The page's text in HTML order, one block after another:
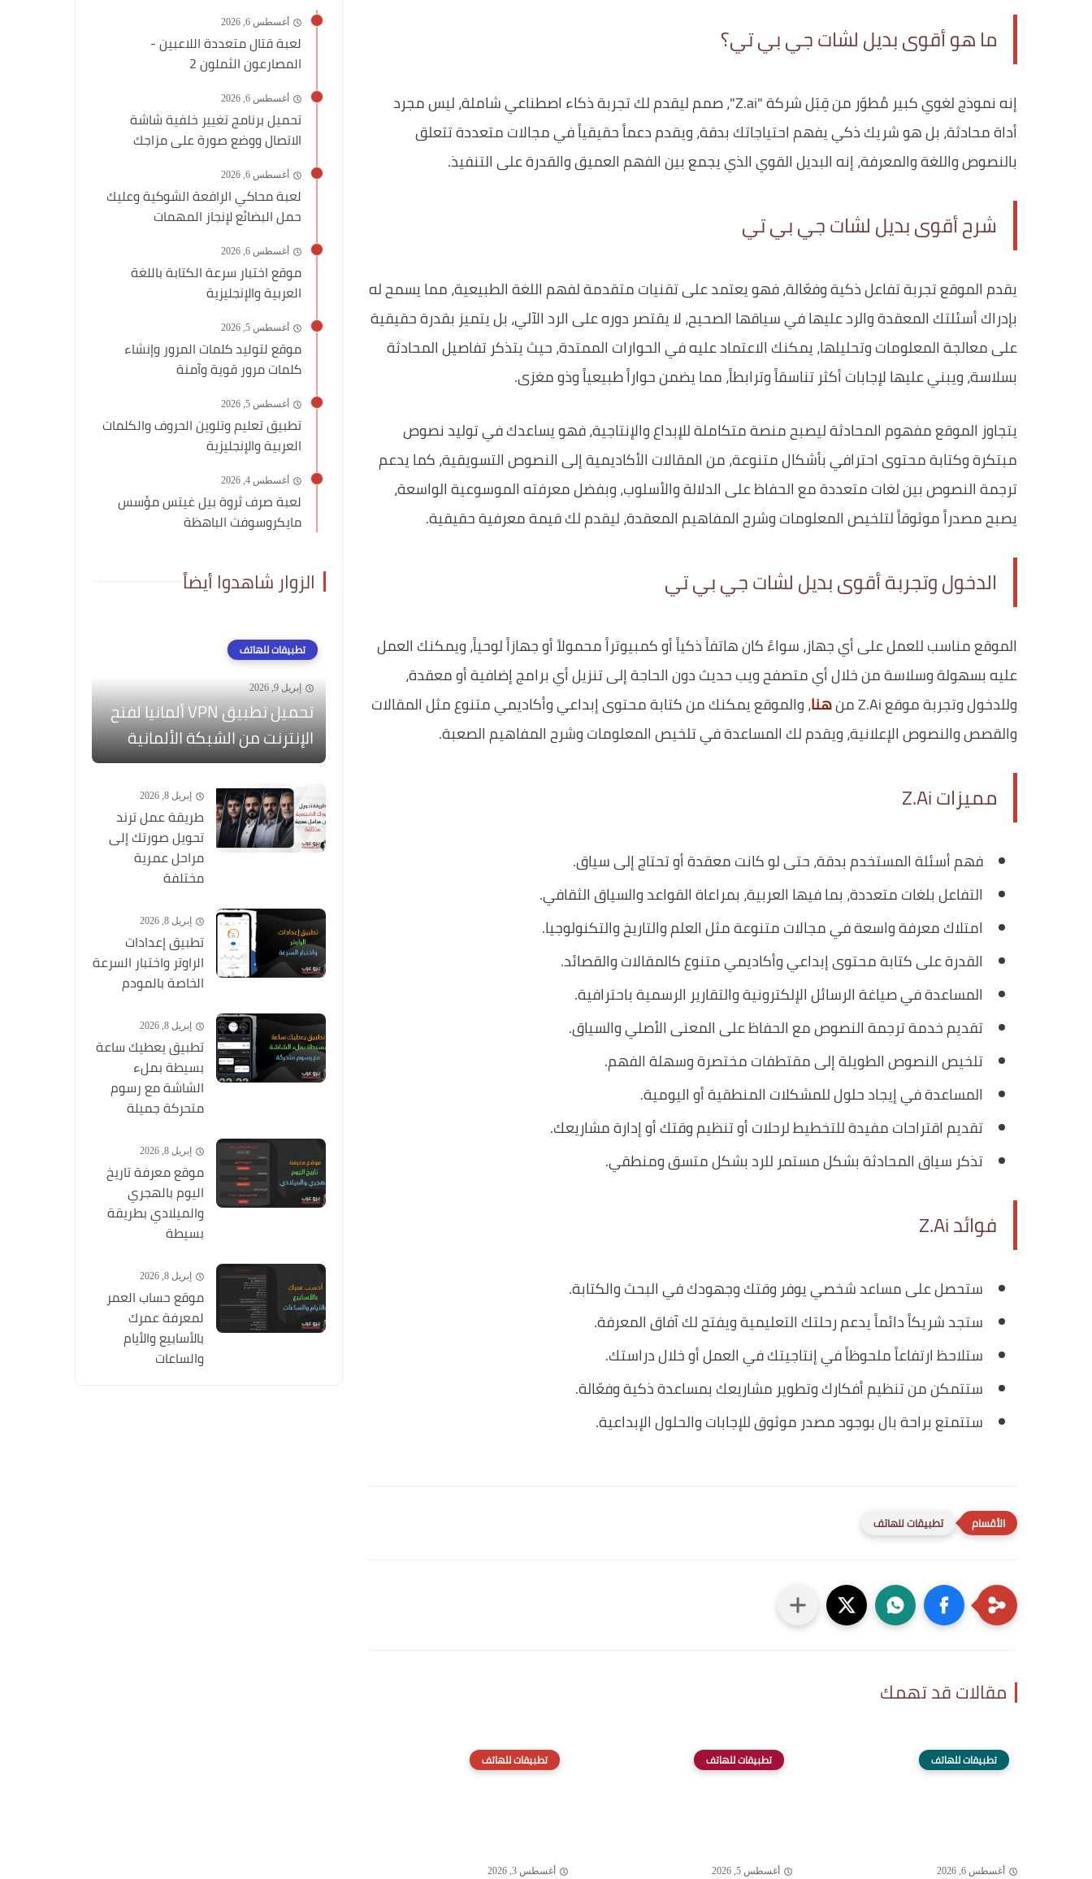
ما هو أقوى بديل لشات جي بي تي؟
إنه نموذج لغوي كبير مُطوّر من قِبَل شركة "Z.ai"، صمم ليقدم لك تجربة ذكاء اصطناعي شاملة، ليس مجرد
أداة محادثة، بل هو شريك ذكي يفهم احتياجاتك بدقة، ويقدم دعماً حقيقياً في مجالات متعددة تتعلق
بالنصوص واللغة والمعرفة، إنه البديل القوي الذي يجمع بين الفهم العميق والقدرة على التنفيذ.
شرح أقوى بديل لشات جي بي تي
يقدم الموقع تجربة تفاعل ذكية وفعّالة، فهو يعتمد على تقنيات متقدمة لفهم اللغة الطبيعية، مما يسمح له
بإدراك أسئلتك المعقدة والرد عليها في سياقها الصحيح، لا يقتصر دوره على الرد الآلي، بل يتميز بقدرة حقيقية
على معالجة المعلومات وتحليلها، يمكنك الاعتماد عليه في الحوارات الممتدة، حيث يتذكر تفاصيل المحادثة
بسلاسة، ويبني عليها لإجابات أكثر تناسقاً وترابطاً، مما يضمن حواراً طبيعياً وذو مغزى.
يتجاوز الموقع مفهوم المحادثة ليصبح منصة متكاملة للإبداع والإنتاجية، فهو يساعدك في توليد نصوص
مبتكرة وكتابة محتوى احترافي بأشكال متنوعة، من المقالات الأكاديمية إلى النصوص التسويقية، كما يدعم
ترجمة النصوص بين لغات متعددة مع الحفاظ على الدلالة والأسلوب، وبفضل معرفته الموسوعية الواسعة،
يصبح مصدراً موثوقاً لتلخيص المعلومات وشرح المفاهيم المعقدة، ليقدم لك قيمة معرفية حقيقية.
الدخول وتجربة أقوى بديل لشات جي بي تي
الموقع مناسب للعمل على أي جهاز، سواءً كان هاتفاً ذكياً أو كمبيوتراً محمولاً أو جهازاً لوحياً، ويمكنك العمل
عليه بسهولة وسلاسة من خلال أي متصفح ويب حديث دون الحاجة إلى تنزيل أي برامج إضافية أو معقدة،
وللدخول وتجربة موقع Z.Ai من
هنا، والموقع يمكنك من كتابة محتوى إبداعي وأكاديمي متنوع مثل المقالات
والقصص والنصوص الإعلانية، ويقدم لك المساعدة في تلخيص المعلومات وشرح المفاهيم الصعبة.
مميزات Z.Ai
فهم أسئلة المستخدم بدقة، حتى لو كانت معقدة أو تحتاج إلى سياق.
التفاعل بلغات متعددة، بما فيها العربية، بمراعاة القواعد والسياق الثقافي.
امتلاك معرفة واسعة في مجالات متنوعة مثل العلم والتاريخ والتكنولوجيا.
القدرة على كتابة محتوى إبداعي وأكاديمي متنوع كالمقالات والقصائد.
المساعدة في صياغة الرسائل الإلكترونية والتقارير الرسمية باحترافية.
تقديم خدمة ترجمة النصوص مع الحفاظ على المعنى الأصلي والسياق.
تلخيص النصوص الطويلة إلى مقتطفات مختصرة وسهلة الفهم.
المساعدة في إيجاد حلول للمشكلات المنطقية أو اليومية.
تقديم اقتراحات مفيدة للتخطيط لرحلات أو تنظيم وقتك أو إدارة مشاريعك.
تذكر سياق المحادثة بشكل مستمر للرد بشكل متسق ومنطقي.
فوائد Z.Ai
ستحصل على مساعد شخصي يوفر وقتك وجهودك في البحث والكتابة.
ستجد شريكاً دائماً يدعم رحلتك التعليمية ويفتح لك آفاق المعرفة.
ستلاحظ ارتفاعاً ملحوظاً في إنتاجيتك في العمل أو خلال دراستك.
ستتمكن من تنظيم أفكارك وتطوير مشاريعك بمساعدة ذكية وفعّالة.
ستتمتع براحة بال بوجود مصدر موثوق للإجابات والحلول الإبداعية.
تطبيقات للهاتف
مقالات قد تهمك
تطبيقات للهاتف
أغسطس 6, 2026
تطبيقات للهاتف
أغسطس 5, 2026
تطبيقات للهاتف
أغسطس 3, 2026
أغسطس 6, 2026
لعبة قتال متعددة اللاعبين -
المصارعون الثملون 2
أغسطس 6, 2026
تحميل برنامج تغيير خلفية شاشة
الاتصال ووضع صورة على مزاجك
أغسطس 6, 2026
لعبة محاكي الرافعة الشوكية وعليك
حمل البضائع لإنجاز المهمات
أغسطس 6, 2026
موقع اختبار سرعة الكتابة باللغة
العربية والإنجليزية
أغسطس 5, 2026
موقع لتوليد كلمات المرور وإنشاء
كلمات مرور قوية وآمنة
أغسطس 5, 2026
تطبيق تعليم وتلوين الحروف والكلمات
العربية والإنجليزية
أغسطس 4, 2026
لعبة صرف ثروة بيل غيتس مؤسس
مايكروسوفت الباهظة
الزوار شاهدوا أيضاً
تطبيقات للهاتف
إبريل 9, 2026
تحميل تطبيق VPN ألمانيا لفتح
الإنترنت من الشبكة الألمانية
إبريل 8, 2026
طريقة عمل ترند
تحويل صورتك إلى
مراحل عمرية
مختلفة
إبريل 8, 2026
تطبيق إعدادات
الراوتر واختبار السرعة
الخاصة بالمودم
إبريل 8, 2026
تطبيق يعطيك ساعة
بسيطة بملء
الشاشة مع رسوم
متحركة جميلة
إبريل 8, 2026
موقع معرفة تاريخ
اليوم بالهجري
والميلادي بطريقة
بسيطة
إبريل 8, 2026
موقع حساب العمر
لمعرفة عمرك
بالأسابيع والأيام
والساعات